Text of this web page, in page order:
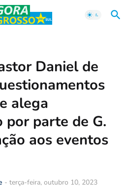
Daniel de
alega
por parte de G.
aos eventos
- terça-feira, outubro 10, 2023